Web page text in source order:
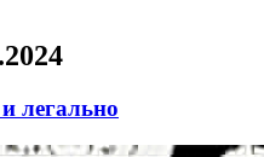
легально